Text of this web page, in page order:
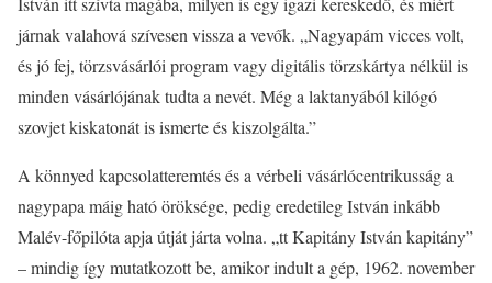
járnak valahová szívesen vissza a vevők. „Nagyapám vicces volt,
és jó fej, törzsvásárlói program vagy digitális törzskártya nélkül is
minden vásárlójának tudta a nevét. Még a laktanyából kilógó
szovjet kiskatonát is ismerte és kiszolgálta.”
A könnyed kapcsolatteremtés és a vérbeli vásárlócentrikusság a
nagypapa máig ható öröksége, pedig eredetileg István inkább
Malév-főpilóta apja útját járta volna. „tt Kapitány István kapitány”
– mindig így mutatkozott be, amikor indult a gép, 1962. november